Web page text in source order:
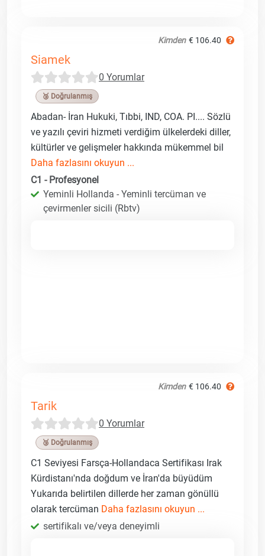
Kimden € 106.40
Siamek
0 Yorumlar
🥉 Doğrulanmış
Abadan- İran Hukuki, Tıbbi, IND, COA. PI.... Sözlü
ve yazılı çeviri hizmeti verdiğim ülkelerdeki diller,
kültürler ve gelişmeler hakkında mükemmel bil
Daha fazlasını okuyun ...
C1 - Profesyonel
Yeminli Hollanda - Yeminli tercüman ve
çevirmenler sicili (Rbtv)
Kimden € 106.40
Tarik
0 Yorumlar
🥉 Doğrulanmış
C1 Seviyesi Farsça-Hollandaca Sertifikası Irak
Kürdistanı'nda doğdum ve İran'da büyüdüm
Yukarıda belirtilen dillerde her zaman gönüllü
olarak tercüman Daha fazlasını okuyun ...
sertifikalı ve/veya deneyimli